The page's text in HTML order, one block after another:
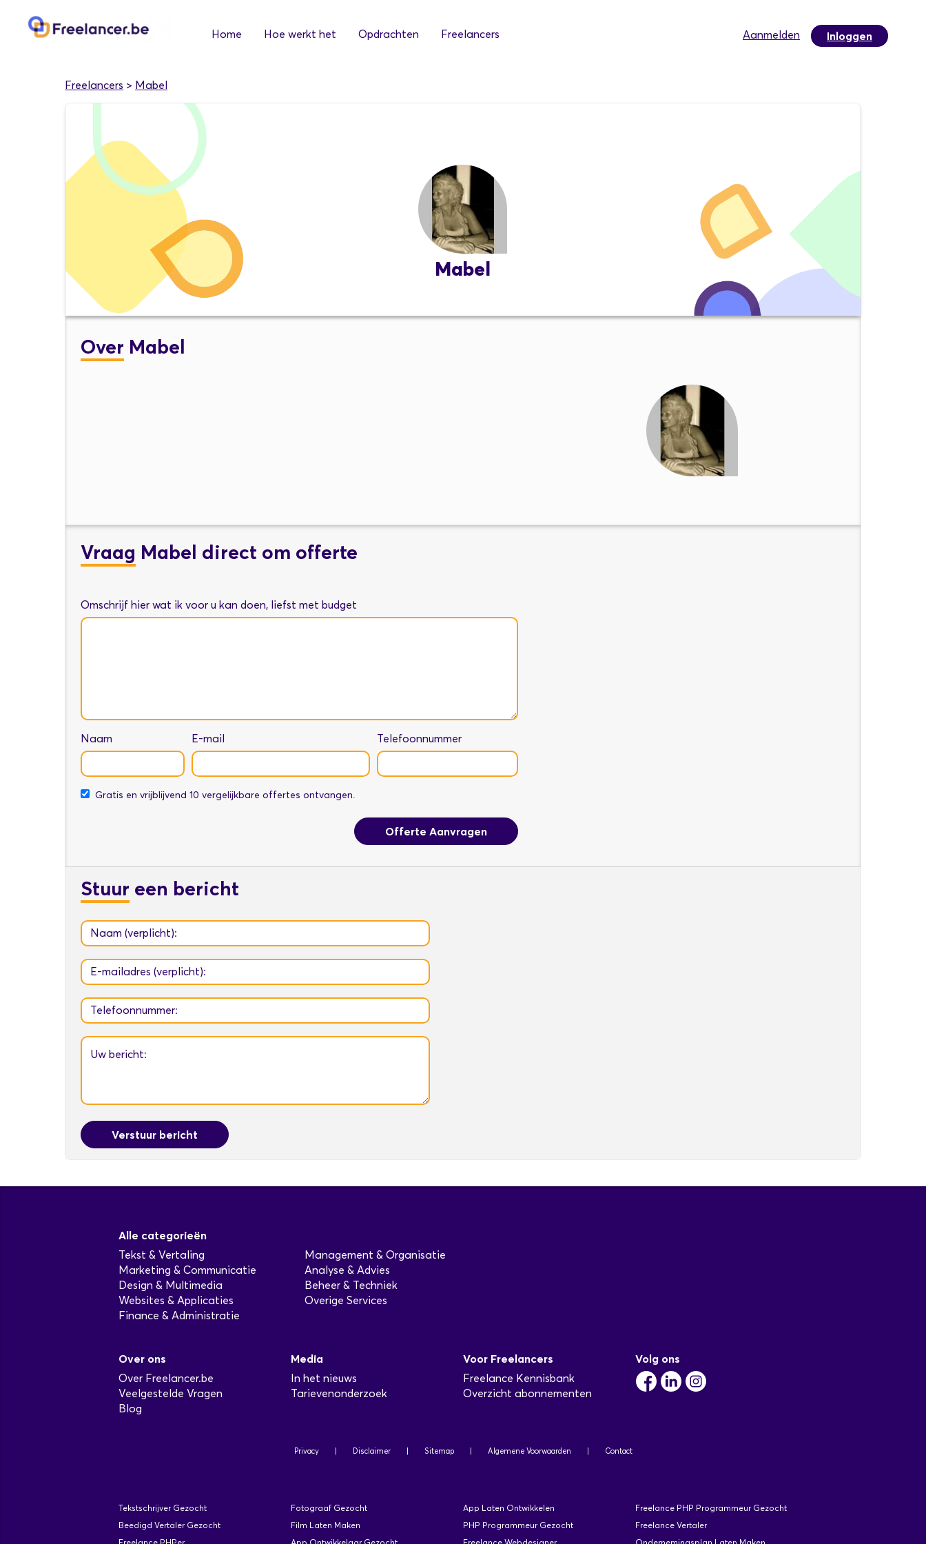
Home Hoe werkt het Opdrachten Freelancers Aanmelden Inloggen
Freelancers > Mabel
Mabel
Over Mabel
Vraag Mabel direct om offerte
Omschrijf hier wat ik voor u kan doen, liefst met budget
Naam E-mail Telefoonnummer
Gratis en vrijblijvend 10 vergelijkbare offertes ontvangen.
Offerte Aanvragen
Stuur een bericht
Verstuur bericht
Alle categorieën
Tekst & Vertaling
Marketing & Communicatie
Design & Multimedia
Websites & Applicaties
Finance & Administratie
Management & Organisatie
Analyse & Advies
Beheer & Techniek
Overige Services
Over ons
Over Freelancer.be
Veelgestelde Vragen
Blog
Media
In het nieuws
Tarievenonderzoek
Voor Freelancers
Freelance Kennisbank
Overzicht abonnementen
Volg ons
Privacy Disclaimer Sitemap Algemene Voorwaarden Contact
Tekstschrijver Gezocht Fotograaf Gezocht App Laten Ontwikkelen
Freelance PHP Programmeur Gezocht
Beedigd Vertaler Gezocht
Film Laten Maken PHP Programmeur Gezocht
Freelance Vertaler